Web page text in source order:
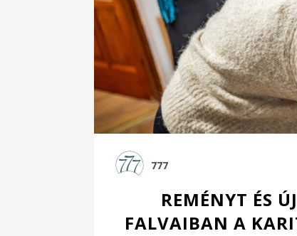
777
REMÉNYT ÉS
FALVAIBAN A